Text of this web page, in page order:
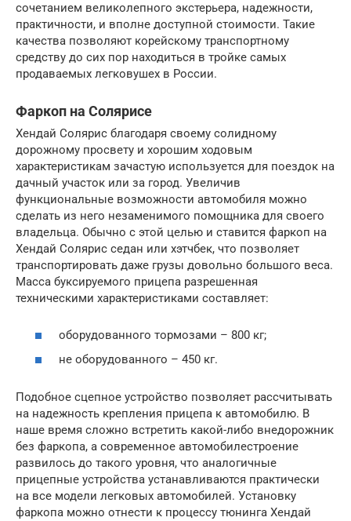
сочетанием великолепного экстерьера, надежности,
практичности, и вполне доступной стоимости. Такие
качества позволяют корейскому транспортному
средству до сих пор находиться в тройке самых
продаваемых легковушех в России.
Фаркоп на Солярисе
Хендай Солярис благодаря своему солидному
дорожному просвету и хорошим ходовым
характеристикам зачастую используется для поездок на
дачный участок или за город. Увеличив
функциональные возможности автомобиля можно
сделать из него незаменимого помощника для своего
владельца. Обычно с этой целью и ставится фаркоп на
Хендай Солярис седан или хэтчбек, что позволяет
транспортировать даже грузы довольно большого веса.
Масса буксируемого прицепа разрешенная
техническими характеристиками составляет:
оборудованного тормозами – 800 кг;
не оборудованного – 450 кг.
Подобное сцепное устройство позволяет рассчитывать
на надежность крепления прицепа к автомобилю. В
наше время сложно встретить какой-либо внедорожник
без фаркопа, а современное автомобилестроение
развилось до такого уровня, что аналогичные
прицепные устройства устанавливаются практически
на все модели легковых автомобилей. Установку
фаркопа можно отнести к процессу тюнинга Хендай